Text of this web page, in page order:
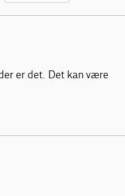
er det. Det kan være